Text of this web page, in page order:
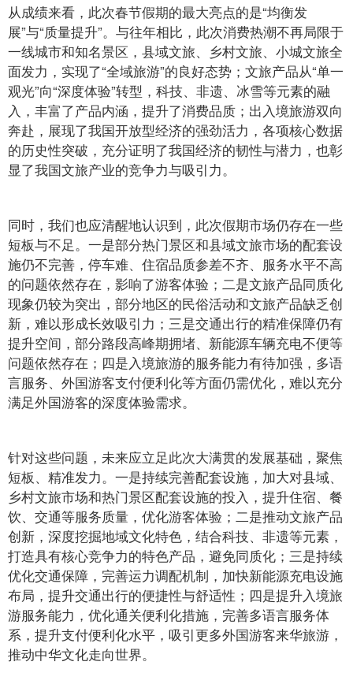
从成绩来看，此次春节假期的最大亮点的是“均衡发
展”与“质量提升”。与往年相比，此次消费热潮不再局限于
一线城市和知名景区，县域文旅、乡村文旅、小城文旅全
面发力，实现了“全域旅游”的良好态势；文旅产品从“单一
观光”向“深度体验”转型，科技、非遗、冰雪等元素的融
入，丰富了产品内涵，提升了消费品质；出入境旅游双向
奔赴，展现了我国开放型经济的强劲活力，各项核心数据
的历史性突破，充分证明了我国经济的韧性与潜力，也彰
显了我国文旅产业的竞争力与吸引力。
同时，我们也应清醒地认识到，此次假期市场仍存在一些
短板与不足。一是部分热门景区和县域文旅市场的配套设
施仍不完善，停车难、住宿品质参差不齐、服务水平不高
的问题依然存在，影响了游客体验；二是文旅产品同质化
现象仍较为突出，部分地区的民俗活动和文旅产品缺乏创
新，难以形成长效吸引力；三是交通出行的精准保障仍有
提升空间，部分路段高峰期拥堵、新能源车辆充电不便等
问题依然存在；四是入境旅游的服务能力有待加强，多语
言服务、外国游客支付便利化等方面仍需优化，难以充分
满足外国游客的深度体验需求。
针对这些问题，未来应立足此次大满贯的发展基础，聚焦
短板、精准发力。一是持续完善配套设施，加大对县域、
乡村文旅市场和热门景区配套设施的投入，提升住宿、餐
饮、交通等服务质量，优化游客体验；二是推动文旅产品
创新，深度挖掘地域文化特色，结合科技、非遗等元素，
打造具有核心竞争力的特色产品，避免同质化；三是持续
优化交通保障，完善运力调配机制，加快新能源充电设施
布局，提升交通出行的便捷性与舒适性；四是提升入境旅
游服务能力，优化通关便利化措施，完善多语言服务体
系，提升支付便利化水平，吸引更多外国游客来华旅游，
推动中华文化走向世界。